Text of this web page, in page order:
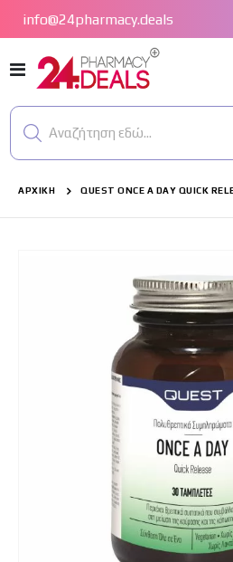
info@24pharmacy.deals
Εναλλαγή
Πλοήγησης
Αναζήτηση εδώ...
ΑΡΧΙΚΉ QUEST ONCE A DAY QUICK